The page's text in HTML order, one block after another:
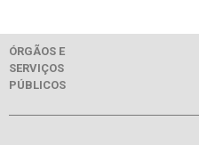
ÓRGÃOS E
SERVIÇOS
PÚBLICOS